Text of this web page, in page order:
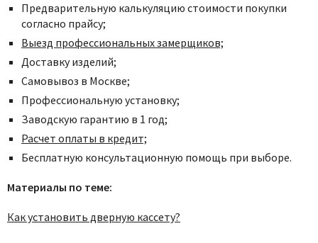
Предварительную калькуляцию стоимости покупки
согласно прайсу;
Выезд профессиональных замерщиков;
Доставку изделий;
Самовывоз в Москве;
Профессиональную установку;
Заводскую гарантию в 1 год;
Расчет оплаты в кредит;
Бесплатную консультационную помощь при выборе.
Материалы по теме:
Как установить дверную кассету?